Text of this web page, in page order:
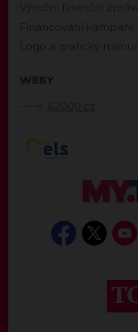
Výroční finanční zpráva
Financování kampaní
Logo a grafický manuál
WEBY
62000.cz